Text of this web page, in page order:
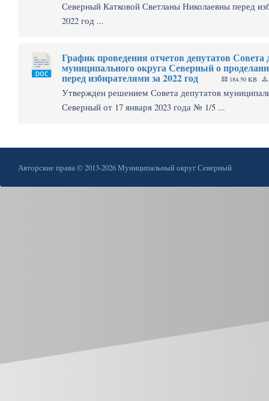
Северный Катковой Светланы Николаевны перед
2022 год ...
График проведения отчетов депутатов Совета
муниципального округа Северный о
перед избирателями за 2022 год 184.50 KB
Утвержден решением Совета депутатов
Северный от 17 января 2023 года № 1/5 ...
Авторские права © 2013-2026 Муниципальный округ Северный